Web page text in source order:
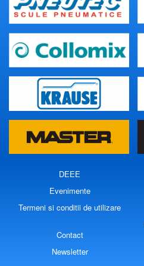
DEEE
Evenimente
Termeni si conditii de utilizare
Contact
Newsletter